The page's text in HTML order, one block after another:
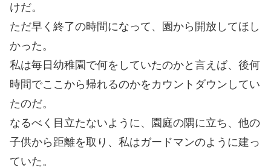
けだ。
ただ早く終了の時間になって、園から開放してほし
かった。
私は毎日幼稚園で何をしていたのかと言えば、後何
時間でここから帰れるのかをカウントダウンしてい
たのだ。
なるべく目立たないように、園庭の隅に立ち、他の
子供から距離を取り、私はガードマンのように建っ
ていた。